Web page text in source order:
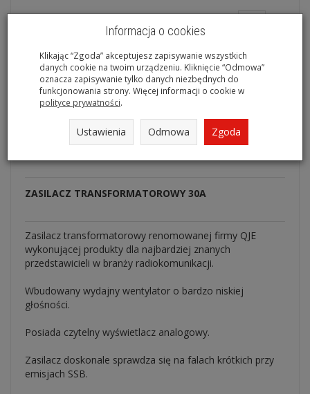
Cena netto:
447,15 zł 550,00 zł / szt.
dodaj do koszyka
Płatność na miejscu, Płatność
przelewem, PayNow (obsługuje płatności
kartą, Blikiem, bezpośrednim przelewem z
ZASILACZ TRANSFORMATOROWY 30A
Zasilacz transformatorowy renomowanej firmy QJE
wykonującej produkty dla najbardziej znanych
przedstawicieli w branży radiokomunikacji.
Wbudowany wydajny wentylator o bardzo niskiej
głośności.
Posiada czytelny wyświetlacz analogowy.
Zasilacz doskonale sprawdza się na falach krótkich przy
emisjach SSB.
osób.
Informacja o cookies
Klikając “Zgoda” akceptujesz zapisywanie wszystkich
danych cookie na twoim urządzeniu. Kliknięcie “Odmowa”
oznacza zapisywanie tylko danych niezbędnych do
funkcjonowania strony. Więcej informacji o cookie w
polityce prywatności.
Ustawienia Odmowa Zgoda